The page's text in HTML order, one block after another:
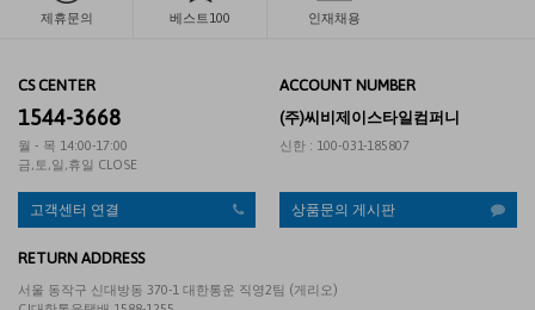
제휴문의 베스트100 인재채용
CS CENTER
1544-3668
월 - 목 14:00-17:00
금,토,일,휴일 CLOSE
ACCOUNT NUMBER
(주)씨비제이스타일컴퍼니
신한 : 100-031-185807
고객센터 연결 상품문의 게시판
RETURN ADDRESS
서울 동작구 신대방동 370-1 대한통운 직영2팀 (게리오)